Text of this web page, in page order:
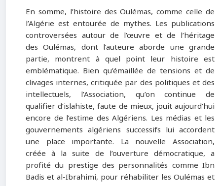
En somme, l’histoire des Oulémas, comme celle de
l’Algérie est entourée de mythes. Les publications
controversées autour de l’œuvre et de l’héritage
des Oulémas, dont l’auteure aborde une grande
partie, montrent à quel point leur histoire est
emblématique. Bien qu’émaillée de tensions et de
clivages internes, critiquée par des politiques et des
intellectuels, l’Association, qu’on continue de
qualifier d’islahiste, faute de mieux, jouit aujourd’hui
encore de l’estime des Algériens. Les médias et les
gouvernements algériens successifs lui accordent
une place importante. La nouvelle Association,
créée à la suite de l’ouverture démocratique, a
profité du prestige des personnalités comme Ibn
Badis et al-Ibrahimi, pour réhabiliter les Oulémas et